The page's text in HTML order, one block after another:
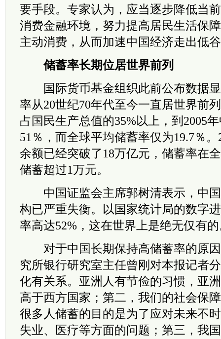
要手段。专家认为，应当逐步降低当
消费金融环境，努力提高居民生活保
主动消费，从而加速中国经济走出低
储蓄率长期位居世界前列
国际货币基金组织此前公布数据显
率从20世纪70年代至今一直居世界前
占国民生产总值的35%以上，到2005
51％，而全球平均储蓄率仅为19.7％
余额已经突破了18万亿元，储蓄率在
储蓄超过1万元。
中国证监会主席郭树清表示，中国
构已严重失衡。以国家统计局的数字
率高达52%，这在世界上是绝无仅有
对于中国长期保持高储蓄率的原因
究所银行研究室主任曾刚对本报记者
化有关系。亚洲人有节俭的习惯，亚
高于西方国家；第二，我们的社会保
很多人储蓄的目的是为了应对未来不
失业、医疗等方面的问题；第三，我